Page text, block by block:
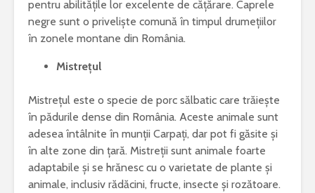
pentru abilitățile lor excelente de cățărare. Caprele
negre sunt o priveliște comună în timpul drumețiilor
în zonele montane din România.
Mistrețul
Mistrețul este o specie de porc sălbatic care trăiește
în pădurile dense din România. Aceste animale sunt
adesea întâlnite în munții Carpați, dar pot fi găsite și
în alte zone din țară. Mistreții sunt animale foarte
adaptabile și se hrănesc cu o varietate de plante și
animale, inclusiv rădăcini, fructe, insecte și rozătoare.